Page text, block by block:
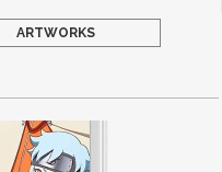
ARTWORKS